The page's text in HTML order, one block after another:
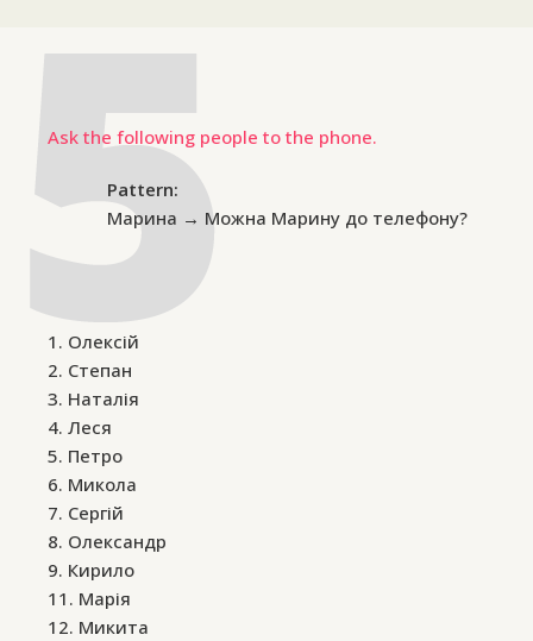
Ask the following people to the phone.
Pattern:
Марина → Можна Марину до телефону?
1. Олексій
2. Степан
3. Наталія
4. Леся
5. Петро
6. Микола
7. Сергій
8. Олександр
9. Кирило
11. Марія
12. Микита